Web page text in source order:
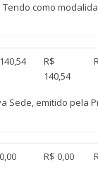
como
R$
140,54
Sede, emitido pela
R$ 0,00